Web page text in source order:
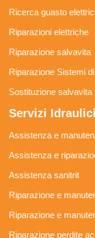
Ricerca guasto
Riparazioni elettriche
Riparazione salvavita
Riparazione Sistemi
Sostituzione salvavita
Servizi Idraulici
Assistenza e
Assistenza e
Assistenza sanitrit
Riparazione e
Riparazione e
Riparazione perdite